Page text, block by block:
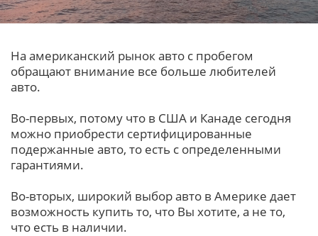
На американский рынок авто с пробегом
обращают внимание все больше любителей
авто.
Во-первых, потому что в США и Канаде сегодня
можно приобрести сертифицированные
подержанные авто, то есть с определенными
гарантиями.
Во-вторых, широкий выбор авто в Америке дает
возможность купить то, что Вы хотите, а не то,
что есть в наличии.